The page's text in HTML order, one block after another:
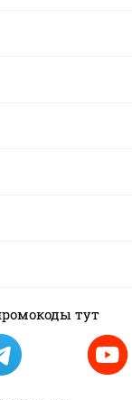
тут